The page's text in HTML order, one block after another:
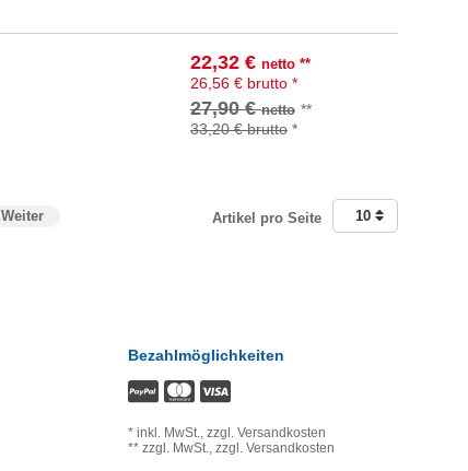
22,32 € netto**
26,56 € brutto *
27,90 €netto **
33,20 €brutto *
In den Warenkorb
Weiter Artikel pro Seite 10
Bezahlmöglichkeiten
* inkl. MwSt., zzgl. Versandkosten
** zzgl. MwSt., zzgl. Versandkosten